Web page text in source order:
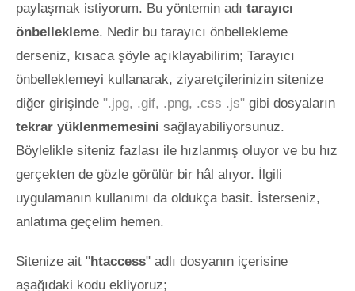
paylaşmak istiyorum. Bu yöntemin adı tarayıcı
önbellekleme. Nedir bu tarayıcı önbellekleme
derseniz, kısaca şöyle açıklayabilirim; Tarayıcı
önbelleklemeyi kullanarak, ziyaretçilerinizin sitenize
diğer girişinde ".jpg, .gif, .png, .css .js" gibi dosyaların
tekrar yüklenmemesini sağlayabiliyorsunuz.
Böylelikle siteniz fazlası ile hızlanmış oluyor ve bu hız
gerçekten de gözle görülür bir hâl alıyor. İlgili
uygulamanın kullanımı da oldukça basit. İsterseniz,
anlatıma geçelim hemen.
Sitenize ait "htaccess" adlı dosyanın içerisine
aşağıdaki kodu ekliyoruz;